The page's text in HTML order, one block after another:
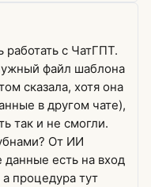
работать с ЧатГПТ.
файл шаблона
сказала, хотя она
в другом чате),
так и не смогли.
От ИИ
данные есть на вход
процедура тут